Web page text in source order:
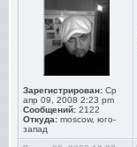
Зарегистрирован: Ср
апр 09, 2008 2:23 pm
Сообщений: 2122
Откуда: moscow, юго-
запад